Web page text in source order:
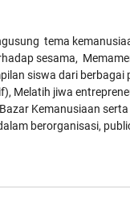
tema
sesama,
siswa dari berbagai
Melatih jiwa
Kemanusiaan
berorganisasi,